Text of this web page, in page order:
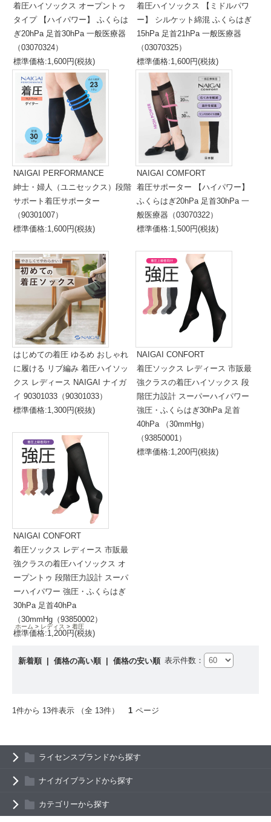
着圧ハイソックス オープントゥ
タイプ 【ハイパワー】 ふくらは
ぎ20hPa 足首30hPa 一般医療器
（03070324）
標準価格:1,600円(税抜)
着圧ハイソックス 【ミドルパワ
ー】 シルケット綿混 ふくらはぎ
15hPa 足首21hPa 一般医療器
（03070325）
標準価格:1,600円(税抜)
NAIGAI PERFORMANCE
紳士・婦人（ユニセックス）段階
サポート着圧サポーター
（90301007）
標準価格:1,600円(税抜)
NAIGAI COMFORT
着圧サポーター 【ハイパワー】
ふくらはぎ20hPa 足首30hPa 一
般医療器（03070322）
標準価格:1,500円(税抜)
はじめての着圧 ゆるめ おしゃれ
に履ける リブ編み 着圧ハイソッ
クス レディース NAIGAI ナイガ
イ 90301033（90301033）
標準価格:1,300円(税抜)
NAIGAI CONFORT
着圧ソックス レディース 市販最
強クラスの着圧ハイソックス 段
階圧力設計 スーパーハイパワー
強圧・ふくらはぎ30hPa 足首
40hPa （30mmHg）
（93850001）
標準価格:1,200円(税抜)
NAIGAI CONFORT
着圧ソックス レディース 市販最
強クラスの着圧ハイソックス オ
ープントゥ 段階圧力設計 スーパ
ーハイパワー 強圧・ふくらはぎ
30hPa 足首40hPa
（30mmHg（93850002）
標準価格:1,200円(税抜)
ホーム レディス 着圧
新着順 価格の高い順 価格の安い順 表示件数：
1件から 13件表示 （全 13件） 1 ページ
ライセンスブランドから探す
ナイガイブランドから探す
カテゴリーから探す